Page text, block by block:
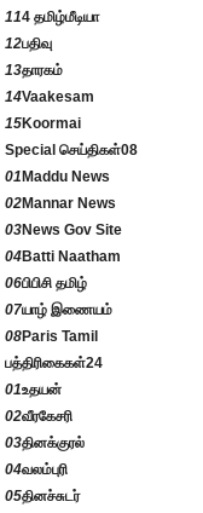
114 தமிழ்மீடியா
12பதிவு
13தாரகம்
14Vaakesam
15Koormai
Special செய்திகள்08
01 Maddu News
02Mannar News
03News Gov Site
04Batti Naatham
06பிபிசி தமிழ்
07யாழ் இணையம்
08Paris Tamil
பத்திரிகைகள்24
01உதயன்
02வீரகேசரி
03தினக்குரல்
04வலம்புரி
05தினச்சுடர்